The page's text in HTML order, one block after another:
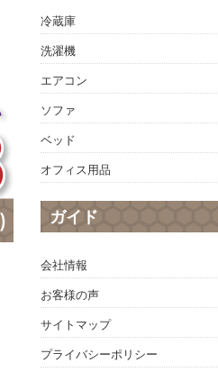
冷蔵庫
洗濯機
エアコン
ソファ
ベッド
オフィス用品
ガイド
会社情報
お客様の声
サイトマップ
プライバシーポリシー